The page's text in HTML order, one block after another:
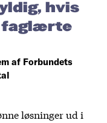
hvis
faglærte
af Forbundets
løsninger ud i